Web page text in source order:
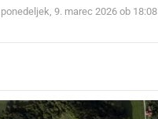
ponedeljek, 9. marec 2026 ob 18:08